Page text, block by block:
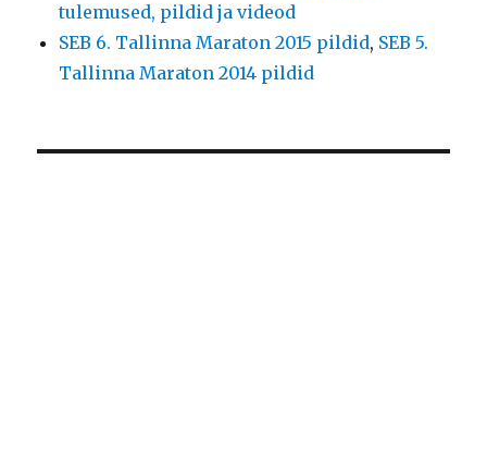
tulemused, pildid ja videod
SEB 6. Tallinna Maraton 2015 pildid, SEB 5.
Tallinna Maraton 2014 pildid